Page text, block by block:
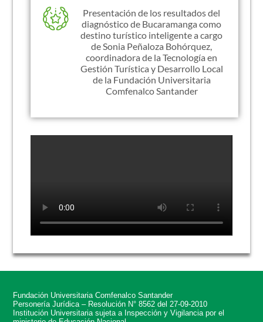
Presentación de los resultados del
diagnóstico de Bucaramanga como
destino turístico inteligente a cargo
de Sonia Peñaloza Bohórquez,
coordinadora de la Tecnología en
Gestión Turística y Desarrollo Local
de la Fundación Universitaria
Comfenalco Santander
Fundación Universitaria Comfenalco Santander
Personería Jurídica – Resolución N° 8562 del 27-09-2010
Institución Universitaria sujeta a Inspección y Vigilancia por el